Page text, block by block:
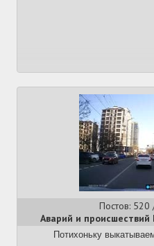
Постов:
Аварий и
Потихоньку